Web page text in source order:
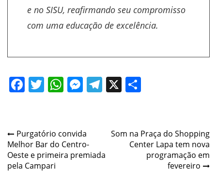
e no SISU, reafirmando seu compromisso
com uma educação de excelência.
Facebook
Twitter
WhatsApp
Messenger
Telegram
X
Post
navigation
Purgatório convida
Melhor Bar do Centro-
Oeste e primeira premiada
pela Campari
Som na Praça do Shopping
Center Lapa tem nova
programação em
fevereiro